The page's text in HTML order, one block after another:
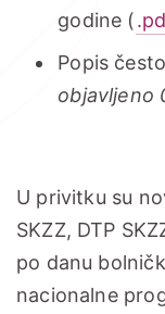
godine (
Popis
objavljeno
U privitku su
SKZZ, DTP
po danu
nacionalne